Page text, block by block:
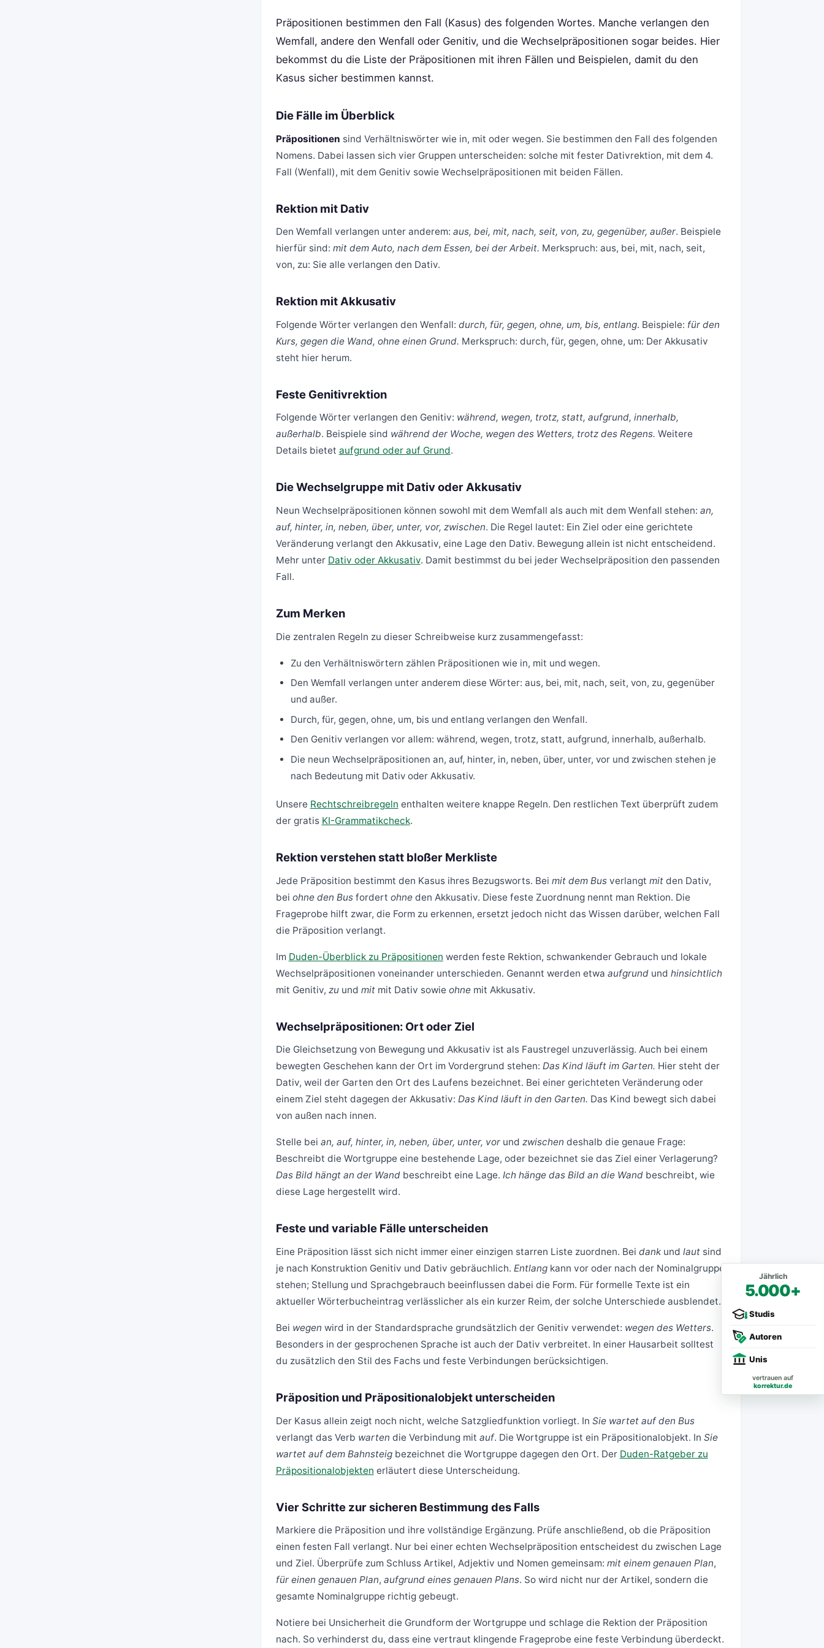
Präpositionen bestimmen den Fall (Kasus) des folgenden Wortes. Manche verlangen den
Wemfall, andere den Wenfall oder Genitiv, und die Wechselpräpositionen sogar beides. Hier
bekommst du die Liste der Präpositionen mit ihren Fällen und Beispielen, damit du den
Kasus sicher bestimmen kannst.
Die Fälle im Überblick
Präpositionen sind Verhältniswörter wie in, mit oder wegen. Sie bestimmen den Fall des folgenden
Nomens. Dabei lassen sich vier Gruppen unterscheiden: solche mit fester Dativrektion, mit dem 4.
Fall (Wenfall), mit dem Genitiv sowie Wechselpräpositionen mit beiden Fällen.
Rektion mit Dativ
Den Wemfall verlangen unter anderem: aus, bei, mit, nach, seit, von, zu, gegenüber, außer. Beispiele
hierfür sind: mit dem Auto, nach dem Essen, bei der Arbeit. Merkspruch: aus, bei, mit, nach, seit,
von, zu: Sie alle verlangen den Dativ.
Rektion mit Akkusativ
Folgende Wörter verlangen den Wenfall: durch, für, gegen, ohne, um, bis, entlang. Beispiele: für den
Kurs, gegen die Wand, ohne einen Grund. Merkspruch: durch, für, gegen, ohne, um: Der Akkusativ
steht hier herum.
Feste Genitivrektion
Folgende Wörter verlangen den Genitiv: während, wegen, trotz, statt, aufgrund, innerhalb,
außerhalb. Beispiele sind während der Woche, wegen des Wetters, trotz des Regens. Weitere
Details bietet aufgrund oder auf Grund.
Die Wechselgruppe mit Dativ oder Akkusativ
Neun Wechselpräpositionen können sowohl mit dem Wemfall als auch mit dem Wenfall stehen: an,
auf, hinter, in, neben, über, unter, vor, zwischen. Die Regel lautet: Ein Ziel oder eine gerichtete
Veränderung verlangt den Akkusativ, eine Lage den Dativ. Bewegung allein ist nicht entscheidend.
Mehr unter Dativ oder Akkusativ. Damit bestimmst du bei jeder Wechselpräposition den passenden
Fall.
Zum Merken
Die zentralen Regeln zu dieser Schreibweise kurz zusammengefasst:
Zu den Verhältniswörtern zählen Präpositionen wie in, mit und wegen.
Den Wemfall verlangen unter anderem diese Wörter: aus, bei, mit, nach, seit, von, zu, gegenüber
und außer.
Durch, für, gegen, ohne, um, bis und entlang verlangen den Wenfall.
Den Genitiv verlangen vor allem: während, wegen, trotz, statt, aufgrund, innerhalb, außerhalb.
Die neun Wechselpräpositionen an, auf, hinter, in, neben, über, unter, vor und zwischen stehen je
nach Bedeutung mit Dativ oder Akkusativ.
Unsere Rechtschreibregeln enthalten weitere knappe Regeln. Den restlichen Text überprüft zudem
der gratis KI-Grammatikcheck.
Rektion verstehen statt bloßer Merkliste
Jede Präposition bestimmt den Kasus ihres Bezugsworts. Bei mit dem Busverlangt mitden Dativ,
bei ohne den Busfordert ohneden Akkusativ. Diese feste Zuordnung nennt man Rektion. Die
Frageprobe hilft zwar, die Form zu erkennen, ersetzt jedoch nicht das Wissen darüber, welchen Fall
die Präposition verlangt.
Im Duden-Überblick zu Präpositionen werden feste Rektion, schwankender Gebrauch und lokale
Wechselpräpositionen voneinander unterschieden. Genannt werden etwa aufgrundund hinsichtlich
mit Genitiv, zuund mitmit Dativ sowie ohnemit Akkusativ.
Wechselpräpositionen: Ort oder Ziel
Die Gleichsetzung von Bewegung und Akkusativ ist als Faustregel unzuverlässig. Auch bei einem
bewegten Geschehen kann der Ort im Vordergrund stehen: Das Kind läuft im Garten. Hier steht der
Dativ, weil der Garten den Ort des Laufens bezeichnet. Bei einer gerichteten Veränderung oder
einem Ziel steht dagegen der Akkusativ: Das Kind läuft in den Garten. Das Kind bewegt sich dabei
von außen nach innen.
Stelle bei an, auf, hinter, in, neben, über, unter, vorund zwischen deshalb die genaue Frage:
Beschreibt die Wortgruppe eine bestehende Lage, oder bezeichnet sie das Ziel einer Verlagerung?
Das Bild hängt an der Wandbeschreibt eine Lage. Ich hänge das Bild an die Wandbeschreibt, wie
diese Lage hergestellt wird.
Feste und variable Fälle unterscheiden
Eine Präposition lässt sich nicht immer einer einzigen starren Liste zuordnen. Bei dankund lautsind
je nach Konstruktion Genitiv und Dativ gebräuchlich. Entlangkann vor oder nach der Nominalgruppe
stehen; Stellung und Sprachgebrauch beeinflussen dabei die Form. Für formelle Texte ist ein
aktueller Wörterbucheintrag verlässlicher als ein kurzer Reim, der solche Unterschiede ausblendet.
Bei wegen wird in der Standardsprache grundsätzlich der Genitiv verwendet: wegen des Wetters.
Besonders in der gesprochenen Sprache ist auch der Dativ verbreitet. In einer Hausarbeit solltest
du zusätzlich den Stil des Fachs und feste Verbindungen berücksichtigen.
Präposition und Präpositionalobjekt unterscheiden
Der Kasus allein zeigt noch nicht, welche Satzgliedfunktion vorliegt. In Sie wartet auf den Bus
verlangt das Verb warten die Verbindung mit auf. Die Wortgruppe ist ein Präpositionalobjekt. In Sie
wartet auf dem Bahnsteigbezeichnet die Wortgruppe dagegen den Ort. Der Duden-Ratgeber zu
Präpositionalobjekten erläutert diese Unterscheidung.
Vier Schritte zur sicheren Bestimmung des Falls
Markiere die Präposition und ihre vollständige Ergänzung. Prüfe anschließend, ob die Präposition
einen festen Fall verlangt. Nur bei einer echten Wechselpräposition entscheidest du zwischen Lage
und Ziel. Überprüfe zum Schluss Artikel, Adjektiv und Nomen gemeinsam: mit einem genauen Plan,
für einen genauen Plan, aufgrund eines genauen Plans. So wird nicht nur der Artikel, sondern die
gesamte Nominalgruppe richtig gebeugt.
Notiere bei Unsicherheit die Grundform der Wortgruppe und schlage die Rektion der Präposition
nach. So verhinderst du, dass eine vertraut klingende Frageprobe eine feste Verbindung überdeckt.
Jährlich
5.000+
Studis
Autoren
Unis
vertrauen auf
korrektur.de